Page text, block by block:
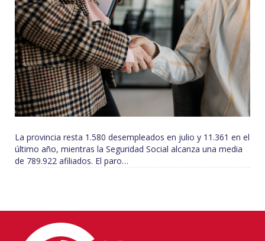
La provincia resta 1.580 desempleados en julio y 11.361 en el
último año, mientras la Seguridad Social alcanza una media
de 789.922 afiliados. El paro…